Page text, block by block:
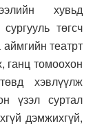
хувьд
төгсч
театрт
ганц томоохон
хэвлүүлж
үзэл суртал
дэмжихгүй,